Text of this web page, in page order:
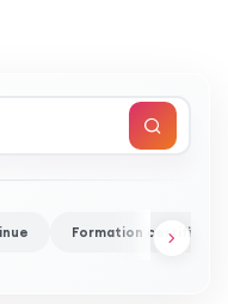
Formation certifiante